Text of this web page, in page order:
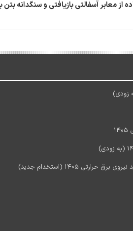
از معابر آسفالتی بازیافتی و سنگدانه بتن
1405 (استخدام جدید)